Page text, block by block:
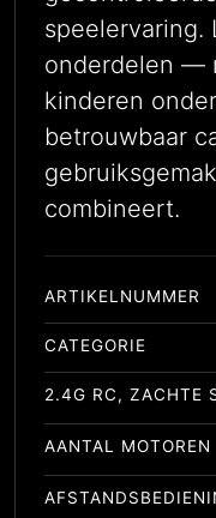
speelervaring.
onderdelen —
kinderen
betrouwbaar
combineert.
ARTIKELNUMMER
CATEGORIE
2.4G RC, ZACHTE
AANTAL MOTOREN